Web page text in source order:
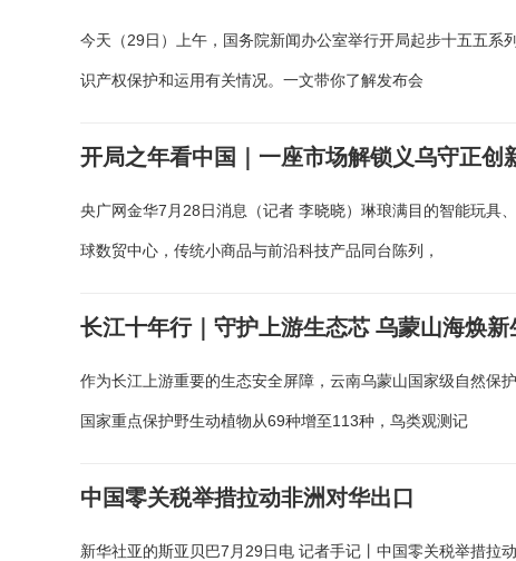
今天（29日）上午，国务院新闻办公室举行开局起步十五五系
识产权保护和运用有关情况。一文带你了解发布会
开局之年看中国｜一座市场解锁义乌守正创
央广网金华7月28日消息（记者 李晓晓）琳琅满目的智能玩具
球数贸中心，传统小商品与前沿科技产品同台陈列，
长江十年行｜守护上游生态芯 乌蒙山海焕新
作为长江上游重要的生态安全屏障，云南乌蒙山国家级自然保
国家重点保护野生动植物从69种增至113种，鸟类观测记
中国零关税举措拉动非洲对华出口
新华社亚的斯亚贝巴7月29日电 记者手记丨中国零关税举措拉